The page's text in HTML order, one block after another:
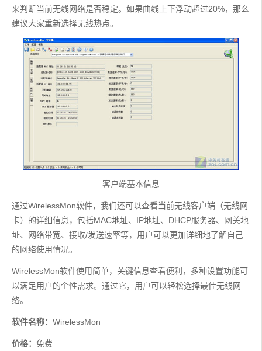
来判断当前无线网络是否稳定。如果曲线上下浮动超过20%，那么
建议大家重新选择无线热点。
客户端基本信息
通过WirelessMon软件，我们还可以查看当前无线客户端（无线网
卡）的详细信息，包括MAC地址、IP地址、DHCP服务器、网关地
址、网络带宽、接收/发送速率等，用户可以更加详细地了解自己
的网络使用情况。
WirelessMon软件使用简单，关键信息查看便利，多种设置功能可
以满足用户的个性需求。通过它，用户可以轻松选择最佳无线网
络。
软件名称： WirelessMon
价格： 免费